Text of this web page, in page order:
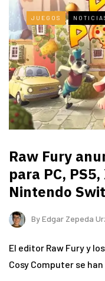
JUEGOS
Raw Fury
para PC,
Nintendo
ByEdgar Zepeda
El editor Raw Fury y
Cosy Computer se